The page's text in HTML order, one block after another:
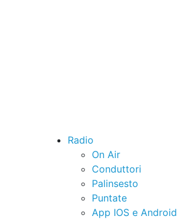
Radio
On Air
Conduttori
Palinsesto
Puntate
App IOS e Android